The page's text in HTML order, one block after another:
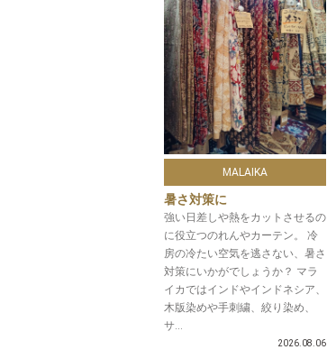
MALAIKA
暑さ対策に
強い日差しや熱をカットさせるの
に役立つのれんやカーテン。 冷
房の冷たい空気を逃さない、暑さ
対策にいかがでしょうか？ マラ
イカではインドやインドネシア、
木版染めや手刺繍、絞り染め、
サ...
2026.08.06